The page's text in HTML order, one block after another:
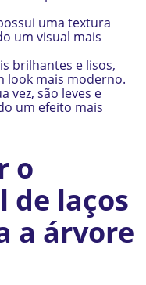
uma textura
um visual mais
brilhantes e lisos,
look mais moderno.
vez, são leves e
um efeito mais
o
de laços
a árvore